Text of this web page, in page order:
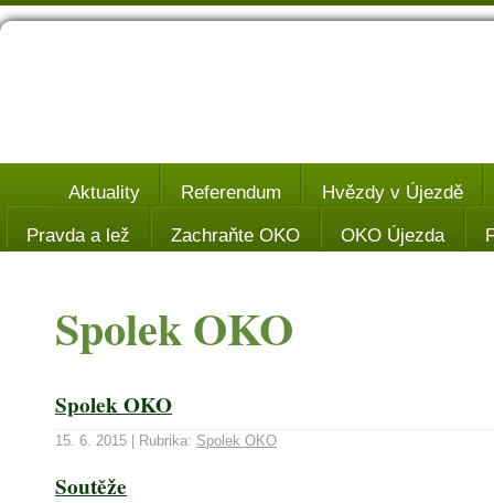
Aktuality Referendum Hvězdy v Újezdě
Pravda a lež Zachraňte OKO OKO Újezda
Spolek OKO
Spolek OKO
15. 6. 2015 | Rubrika: Spolek OKO
Soutěže